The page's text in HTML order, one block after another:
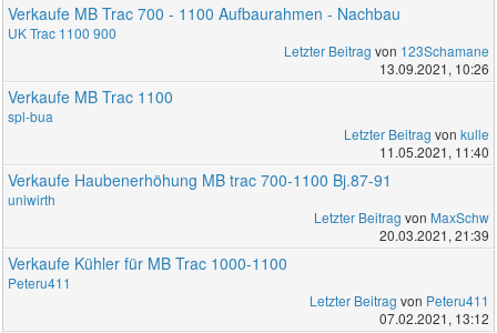
Verkaufe MB Trac 700 - 1100 Aufbaurahmen - Nachbau
UK Trac 1100 900
Letzter Beitrag von 123Schamane
13.09.2021, 10:26
Verkaufe MB Trac 1100
spl-bua
Letzter Beitrag von kulle
11.05.2021, 11:40
Verkaufe Haubenerhöhung MB trac 700-1100 Bj.87-91
uniwirth
Letzter Beitrag von MaxSchw
20.03.2021, 21:39
Verkaufe Kühler für MB Trac 1000-1100
Peteru411
Letzter Beitrag von Peteru411
07.02.2021, 13:12